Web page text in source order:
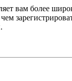
вам более